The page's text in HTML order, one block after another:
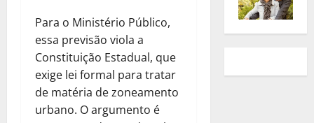
Para o Ministério Público,
essa previsão viola a
Constituição Estadual, que
exige lei formal para tratar
de matéria de zoneamento
urbano. O argumento é